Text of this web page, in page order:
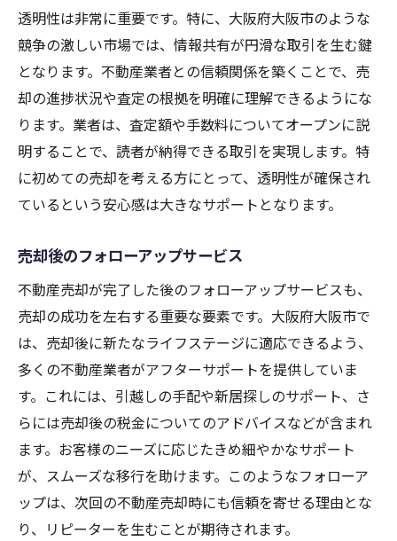
透明性は非常に重要です。特に、大阪府大阪市のような
競争の激しい市場では、情報共有が円滑な取引を生む鍵
となります。不動産業者との信頼関係を築くことで、売
却の進捗状況や査定の根拠を明確に理解できるようにな
ります。業者は、査定額や手数料についてオープンに説
明することで、読者が納得できる取引を実現します。特
に初めての売却を考える方にとって、透明性が確保され
ているという安心感は大きなサポートとなります。
売却後のフォローアップサービス
不動産売却が完了した後のフォローアップサービスも、
売却の成功を左右する重要な要素です。大阪府大阪市で
は、売却後に新たなライフステージに適応できるよう、
多くの不動産業者がアフターサポートを提供していま
す。これには、引越しの手配や新居探しのサポート、さ
らには売却後の税金についてのアドバイスなどが含まれ
ます。お客様のニーズに応じたきめ細やかなサポート
が、スムーズな移行を助けます。このようなフォローア
ップは、次回の不動産売却時にも信頼を寄せる理由とな
り、リピーターを生むことが期待されます。